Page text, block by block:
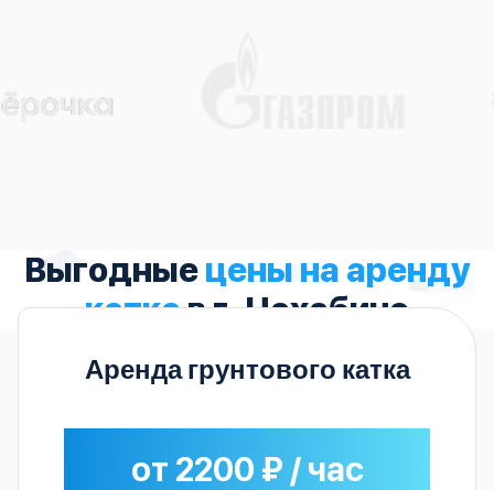
Выгодныецены на аренду
каткав г. Нахабино
Аренда грунтового катка
от 2200 ₽ / час